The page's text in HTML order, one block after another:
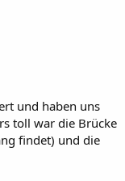
und haben uns
toll war die Brücke
findet) und die